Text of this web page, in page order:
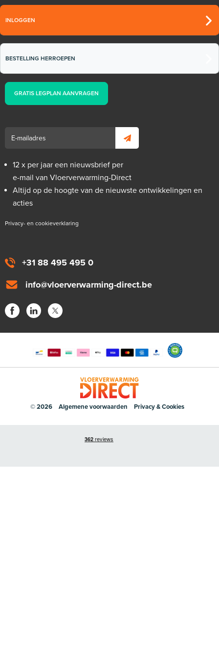
+31 88 495 495 0
info@vloerverwarming-direct.be
INLOGGEN
BESTELLING HERROEPEN
GRATIS LEGPLAN AANVRAGEN
12 x per jaar een nieuwsbrief per
e-mail van Vloerverwarming-Direct
Altijd op de hoogte van de nieuwste ontwikkelingen en
acties
Privacy- en cookieverklaring
© 2026 Algemene voorwaarden Privacy & Cookies